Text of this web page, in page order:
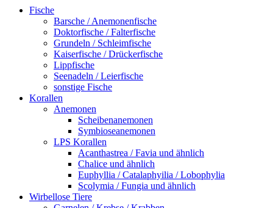
Fische
Barsche / Anemonenfische
Doktorfische / Falterfische
Grundeln / Schleimfische
Kaiserfische / Drückerfische
Lippfische
Seenadeln / Leierfische
sonstige Fische
Korallen
Anemonen
Scheibenanemonen
Symbioseanemonen
LPS Korallen
Acanthastrea / Favia und ähnlich
Chalice und ähnlich
Euphyllia / Catalaphyilia / Lobophylia
Scolymia / Fungia und ähnlich
Wirbellose Tiere